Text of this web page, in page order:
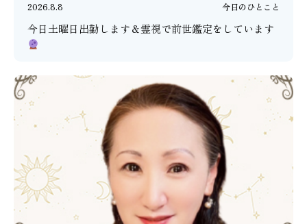
2026.8.8 今日のひとこと
今日土曜日出勤します＆霊視で前世鑑定をしています